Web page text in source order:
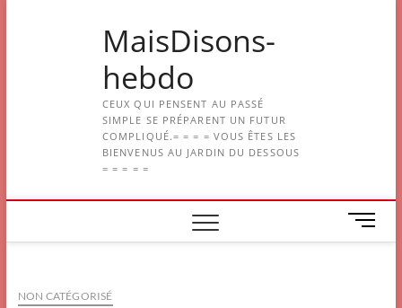
MaisDisons-
hebdo
CEUX QUI PENSENT AU PASSÉ
SIMPLE SE PRÉPARENT UN FUTUR
COMPLIQUÉ.= = = = VOUS ÊTES LES
BIENVENUS AU JARDIN DU DESSOUS
= = = = =
M
e
NON CATÉGORISÉ